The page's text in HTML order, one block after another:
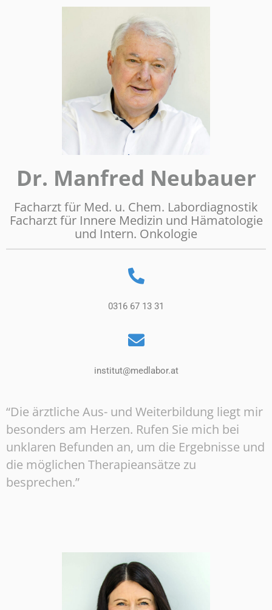
Dr. Manfred Neubauer
Facharzt für Med. u. Chem. Labordiagnostik
Facharzt für Innere Medizin und Hämatologie
und Intern. Onkologie
0316 67 13 31
institut@medlabor.at
“Die ärztliche Aus- und Weiterbildung liegt mir
besonders am Herzen. Rufen Sie mich bei
unklaren Befunden an, um die Ergebnisse und
die möglichen Therapieansätze zu
besprechen.”